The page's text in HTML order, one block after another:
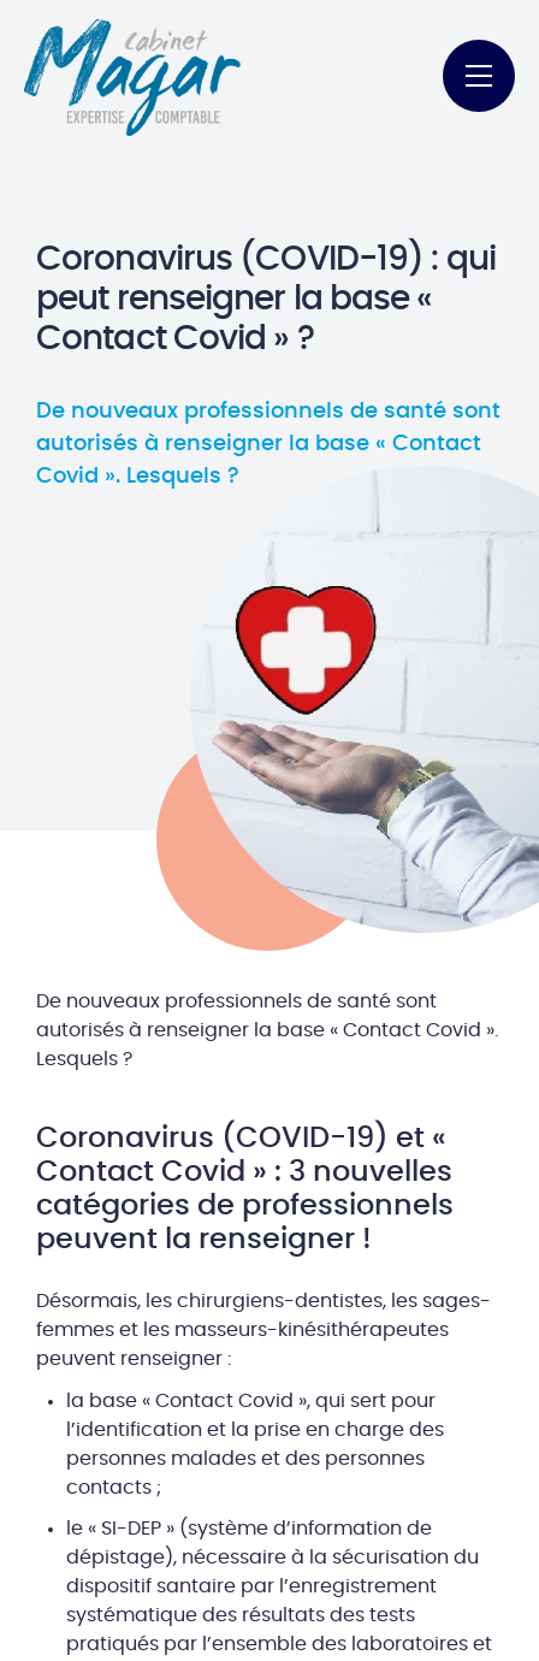
Coronavirus (COVID-19) : qui
peut renseigner la base «
Contact Covid » ?
De nouveaux professionnels de santé sont
autorisés à renseigner la base « Contact
Covid ». Lesquels ?
De nouveaux professionnels de santé sont
autorisés à renseigner la base « Contact Covid ».
Lesquels ?
Coronavirus (COVID-19) et «
Contact Covid » : 3 nouvelles
catégories de professionnels
peuvent la renseigner !
Désormais, les chirurgiens-dentistes, les sages-
femmes et les masseurs-kinésithérapeutes
peuvent renseigner :
la base « Contact Covid », qui sert pour
l’identification et la prise en charge des
personnes malades et des personnes
contacts ;
le « SI-DEP » (système d’information de
dépistage), nécessaire à la sécurisation du
dispositif santaire par l’enregistrement
systématique des résultats des tests
pratiqués par l’ensemble des laboratoires et